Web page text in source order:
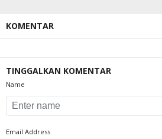
KOMENTAR
TINGGALKAN KOMENTAR
Name
Email Address